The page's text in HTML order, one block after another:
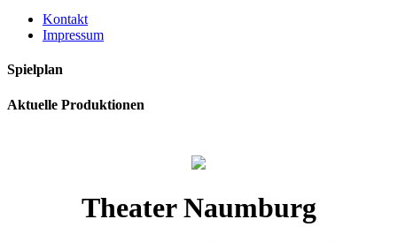
Kontakt
Impressum
Spielplan
Aktuelle Produktionen
Theater Naumburg